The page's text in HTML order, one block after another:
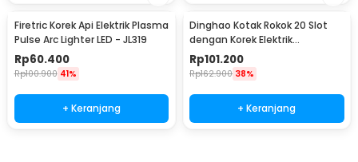
Firetric Korek Api Elektrik Plasma
Pulse Arc Lighter LED - JL319
Rp60.400
Rp100.900 41%
+ Keranjang
Dinghao Kotak Rokok 20 Slot
dengan Korek Elektrik
Pyrotechnic - DH-9010
Rp101.200
Rp162.900 38%
+ Keranjang